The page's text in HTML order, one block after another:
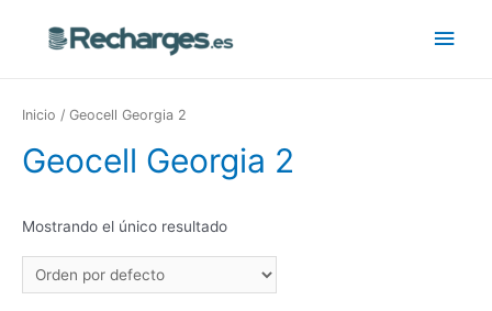
Inicio / Geocell Georgia 2
Geocell Georgia 2
Mostrando el único resultado